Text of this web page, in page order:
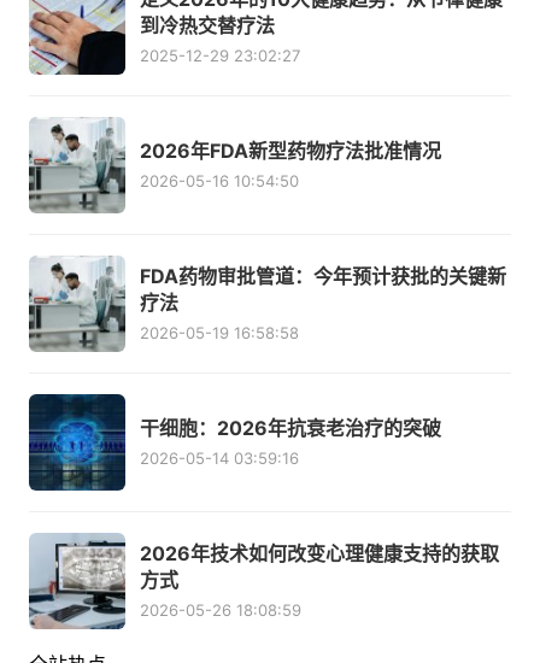
到冷热交替疗法
2025-12-29 23:02:27
2026年FDA新型药物疗法批准情况
2026-05-16 10:54:50
FDA药物审批管道：今年预计获批的关键新
疗法
2026-05-19 16:58:58
干细胞：2026年抗衰老治疗的突破
2026-05-14 03:59:16
2026年技术如何改变心理健康支持的获取
方式
2026-05-26 18:08:59